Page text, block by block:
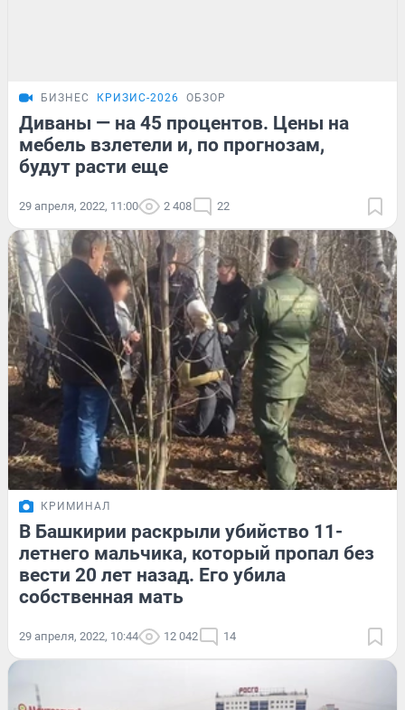
БИЗНЕС КРИЗИС-2026 ОБЗОР
Диваны — на 45 процентов. Цены на
мебель взлетели и, по прогнозам,
будут расти еще
29 апреля, 2022, 11:00 2 408 22
КРИМИНАЛ
В Башкирии раскрыли убийство 11-
летнего мальчика, который пропал без
вести 20 лет назад. Его убила
собственная мать
29 апреля, 2022, 10:44 12 042 14